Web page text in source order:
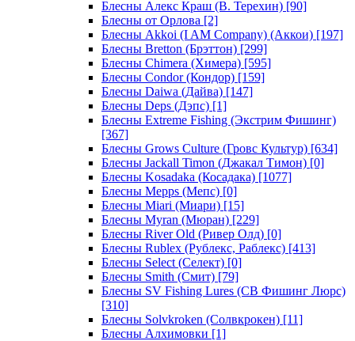
Блесны Алекс Краш (В. Терехин) [90]
Блесны от Орлова [2]
Блесны Akkoi (I AM Company) (Аккои) [197]
Блесны Bretton (Брэттон) [299]
Блесны Chimera (Химера) [595]
Блесны Condor (Кондор) [159]
Блесны Daiwa (Дайва) [147]
Блесны Deps (Дэпс) [1]
Блесны Extreme Fishing (Экстрим Фишинг)
[367]
Блесны Grows Culture (Гровс Культур) [634]
Блесны Jackall Timon (Джакал Тимон) [0]
Блесны Kosadaka (Косадака) [1077]
Блесны Mepps (Мепс) [0]
Блесны Miari (Миари) [15]
Блесны Myran (Мюран) [229]
Блесны River Old (Ривер Олд) [0]
Блесны Rublex (Рублекс, Раблекс) [413]
Блесны Select (Селект) [0]
Блесны Smith (Смит) [79]
Блесны SV Fishing Lures (СВ Фишинг Люрс)
[310]
Блесны Solvkroken (Солвкрокен) [11]
Блесны Алхимовки [1]